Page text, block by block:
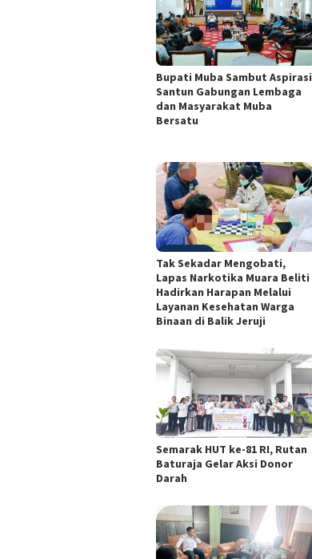
Bupati Muba Sambut Aspirasi
Santun Gabungan Lembaga
dan Masyarakat Muba
Bersatu
Tak Sekadar Mengobati,
Lapas Narkotika Muara Beliti
Hadirkan Harapan Melalui
Layanan Kesehatan Warga
Binaan di Balik Jeruji
Semarak HUT ke-81 RI, Rutan
Baturaja Gelar Aksi Donor
Darah